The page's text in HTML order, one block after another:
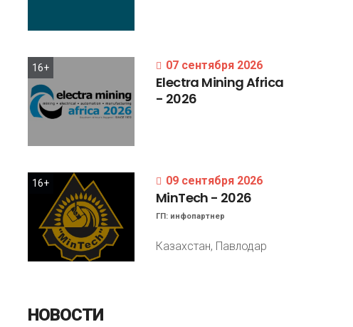
16+ 07 сентября 2026
Electra MiningAfrica
- 2026
16+ 09 сентября 2026
MinTech - 2026
ГП: инфопартнер
Казахстан, Павлодар
НОВОСТИ